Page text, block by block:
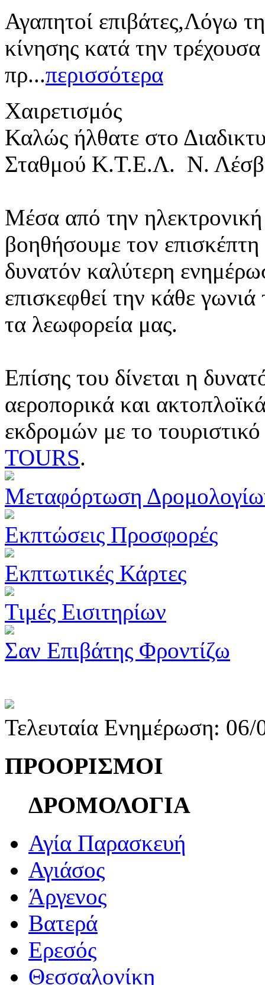
Αγαπητοί επιβάτες,Λόγω
κίνησης κατά την
πρ...περισσότερα
Χαιρετισμός
Καλώς ήλθατε στο
Σταθμού Κ.Τ.Ε.Λ. Ν.
Μέσα από την ηλεκτρονική
βοηθήσουμε τον
δυνατόν καλύτερη
επισκεφθεί την κάθε
τα λεωφορεία μας.
Επίσης του δίνεται η
αεροπορικά και
εκδρομών με το
TOURS.
Μεταφόρτωση
Εκπτώσεις Προσφορές
Εκπτωτικές Κάρτες
Τιμές Εισιτηρίων
Σαν Επιβάτης Φροντίζω
Τελευταία Ενημέρωση:
ΠΡΟΟΡΙΣΜΟΙ
ΔΡΟΜΟΛΟΓΙΑ
Αγία Παρασκευή
Αγιάσος
Άργενος
Βατερά
Ερεσός
Θεσσαλονίκη